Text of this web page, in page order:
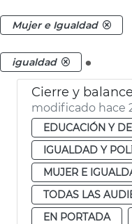
Mujer e Igualdad
igualdad .
Cierre y
modificado hace
EDUCACIÓN Y
IGUALDAD Y
MUJER E
TODAS LAS
EN PORTADA